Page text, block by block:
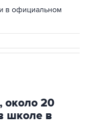
в официальном
около 20
школе в